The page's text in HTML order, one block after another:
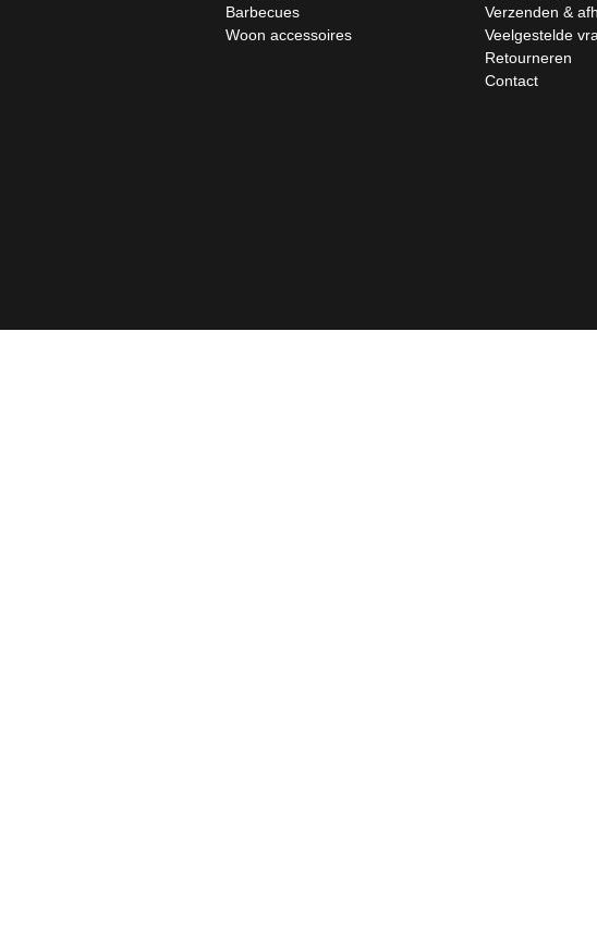
Barbecues
Woon accessoires
Verzenden &
Veelgestelde
Retourneren
Contact